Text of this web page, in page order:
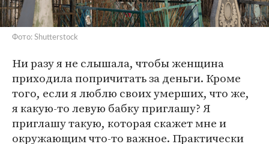
Фото: Shutterstock
Ни разу я не слышала, чтобы женщина
приходила попричитать за деньги. Кроме
того, если я люблю своих умерших, что же,
я какую-то левую бабку приглашу? Я
приглашу такую, которая скажет мне и
окружающим что-то важное. Практически